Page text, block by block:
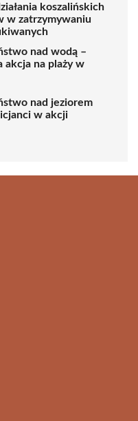
koszalińskich
w zatrzymywaniu
nad wodą –
akcja na plaży w
nad jeziorem
w akcji